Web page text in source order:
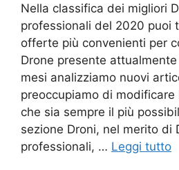
Nella classifica dei migliori
professionali del 2020 puoi
offerte più convenienti per
Drone presente
mesi analizziamo nuovi
preoccupiamo di
che sia sempre il più
sezione Droni, nel merito di
professionali, … Leggi tutto